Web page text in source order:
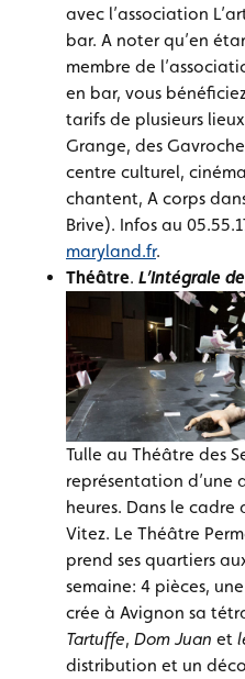
avec l’association
bar. A noter qu’en
membre de
en bar, vous
tarifs de plusieurs
Grange, des
centre culturel,
chantent, A corps
Brive). Infos au
maryland.fr.
Théâtre. L’Intégrale
Tulle au Théâtre des
représentation d’une
heures. Dans le cadre
Vitez. Le Théâtre
prend ses quartiers
semaine: 4 pièces,
crée à Avignon sa
Tartuffe, Dom Juan et
distribution et un